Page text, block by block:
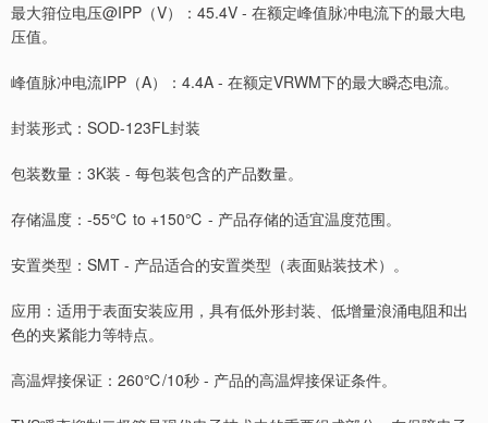
最大箝位电压@IPP（V）：45.4V - 在额定峰值脉冲电流下的最大电
压值。
峰值脉冲电流IPP（A）：4.4A - 在额定VRWM下的最大瞬态电流。
封装形式：SOD-123FL封装
包装数量：3K装 - 每包装包含的产品数量。
存储温度：-55℃ to +150℃ - 产品存储的适宜温度范围。
安置类型：SMT - 产品适合的安置类型（表面贴装技术）。
应用：适用于表面安装应用，具有低外形封装、低增量浪涌电阻和出
色的夹紧能力等特点。
高温焊接保证：260℃/10秒 - 产品的高温焊接保证条件。